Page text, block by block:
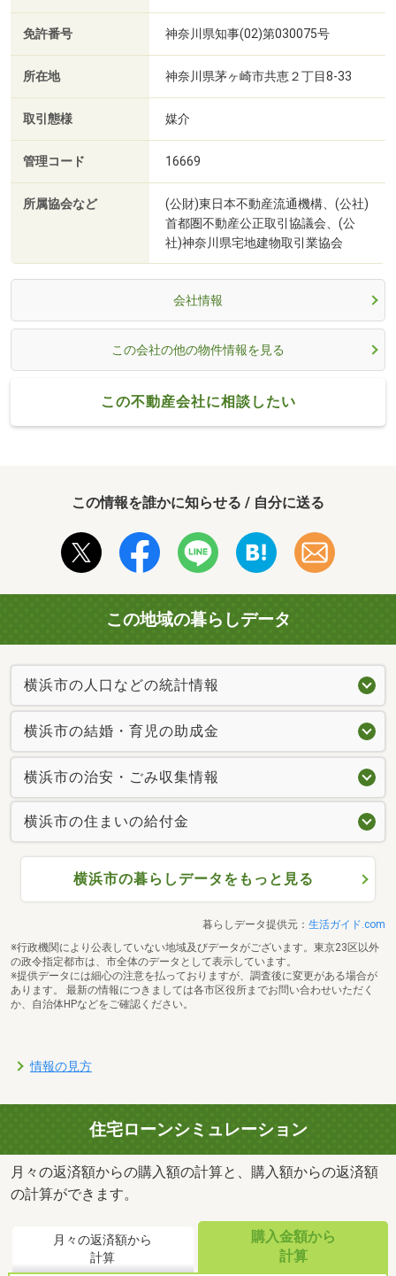
免許番号 神奈川県知事(02)第030075号
所在地 神奈川県茅ヶ崎市共恵２丁目8-33
取引態様 媒介
管理コード 16669
所属協会など
(公財)東日本不動産流通機構、(公社)
首都圏不動産公正取引協議会、(公
社)神奈川県宅地建物取引業協会
会社情報
この会社の他の物件情報を見る
この不動産会社に相談したい
この情報を誰かに知らせる / 自分に送る
この地域の暮らしデータ
横浜市の人口などの統計情報
横浜市の結婚・育児の助成金
横浜市の治安・ごみ収集情報
横浜市の住まいの給付金
横浜市の暮らしデータをもっと見る
暮らしデータ提供元： 生活ガイド.com
※行政機関により公表していない地域及びデータがございます。東京23区以外
の政令指定都市は、市全体のデータとして表示しています。
※提供データには細心の注意を払っておりますが、調査後に変更がある場合が
あります。 最新の情報につきましては各市区役所までお問い合わせいただく
か、自治体HPなどをご確認ください。
情報の見方
住宅ローンシミュレーション
月々の返済額からの購入額の計算と、購入額からの返済額
の計算ができます。
月々の返済額から
計算
購入金額から
計算